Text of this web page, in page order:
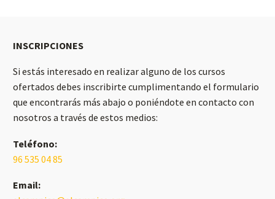
INSCRIPCIONES
Si estás interesado en realizar alguno de los cursos
ofertados debes inscribirte cumplimentando el formulario
que encontrarás más abajo o poniéndote en contacto con
nosotros a través de estos medios:
Teléfono:
96 535 04 85
Email: